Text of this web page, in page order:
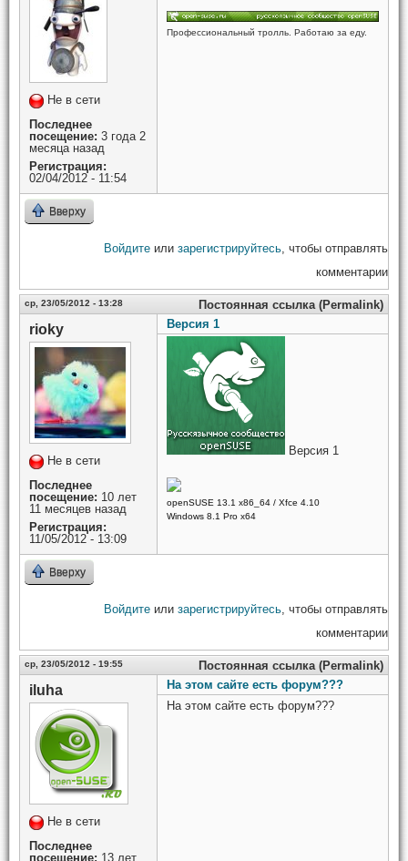
Не в сети
Последнее
посещение: 3 года 2
месяца назад
Регистрация:
02/04/2012 - 11:54
Профессиональный тролль. Работаю за еду.
Вверху
Войдите или зарегистрируйтесь, чтобы отправлять
комментарии
ср, 23/05/2012 - 13:28 Постоянная ссылка (Permalink)
rioky
Не в сети
Последнее
посещение: 10 лет
11 месяцев назад
Регистрация:
11/05/2012 - 13:09
Версия 1
Версия 1
openSUSE 13.1 x86_64 / Xfce 4.10
Windows 8.1 Pro x64
Вверху
Войдите или зарегистрируйтесь, чтобы отправлять
комментарии
ср, 23/05/2012 - 19:55 Постоянная ссылка (Permalink)
iluha
Не в сети
Последнее
посещение: 13 лет
На этом сайте есть форум???
На этом сайте есть форум???